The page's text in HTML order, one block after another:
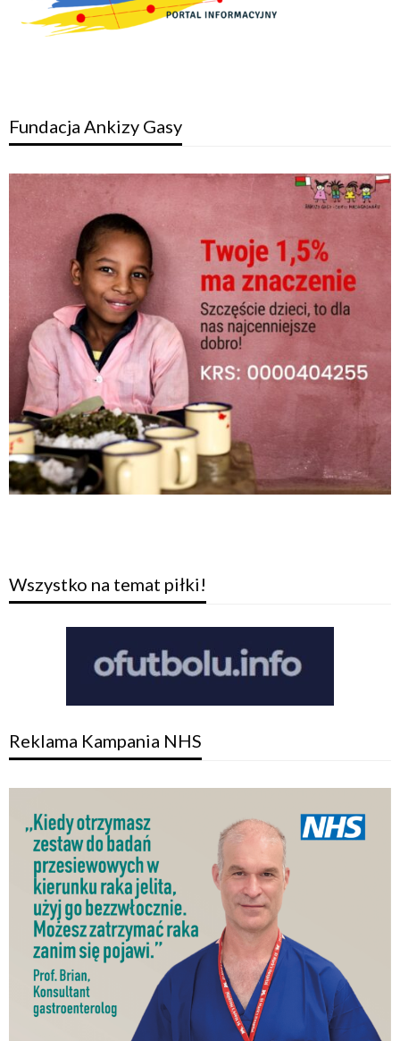
Fundacja Ankizy Gasy
Wszystko na temat piłki!
Reklama Kampania NHS